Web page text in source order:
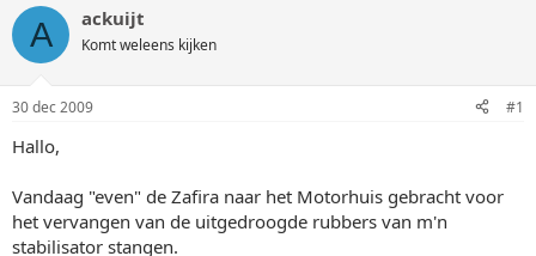
p
i
a
r
r
a
t
A ackuijt
Komt weleens kijken
30 dec 2009 #1
Hallo,
Vandaag "even" de Zafira naar het Motorhuis gebracht voor
het vervangen van de uitgedroogde rubbers van m'n
stabilisator stangen.